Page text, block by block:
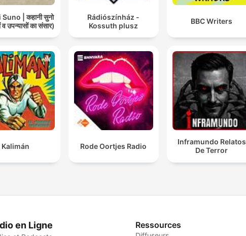
| कहानी सुनो
व उपन्यासों का संसार)
Rádiószínház -
Kossuth plusz
BBC Writers
Kalimán Rode Oortjes Radio
Inframundo Relatos
De Terror
en Ligne Ressources